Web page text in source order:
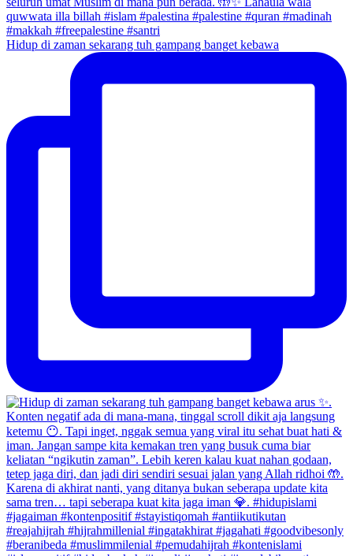
Hidup di zaman sekarang tuh gampang banget kebawa